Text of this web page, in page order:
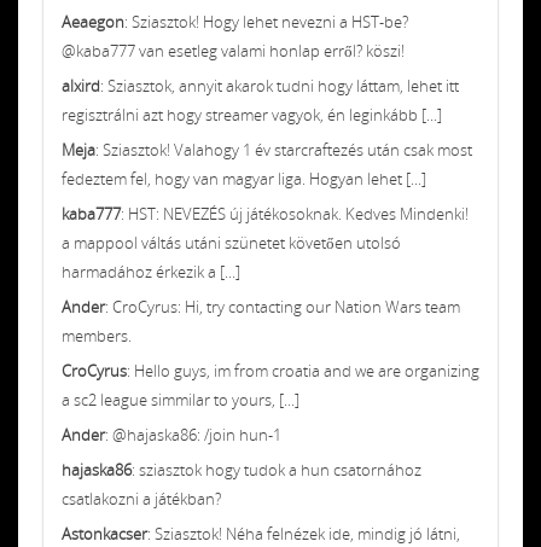
Aeaegon: Sziasztok! Hogy lehet nevezni a HST-be?
@kaba777 van esetleg valami honlap erről? köszi!
alxird: Sziasztok, annyit akarok tudni hogy láttam, lehet itt
regisztrálni azt hogy streamer vagyok, én leginkább [...]
Meja: Sziasztok! Valahogy 1 év starcraftezés után csak most
fedeztem fel, hogy van magyar liga. Hogyan lehet [...]
kaba777: HST: NEVEZÉS új játékosoknak. Kedves Mindenki!
a mappool váltás utáni szünetet követően utolsó
harmadához érkezik a [...]
Ander: CroCyrus: Hi, try contacting our Nation Wars team
members.
CroCyrus: Hello guys, im from croatia and we are organizing
a sc2 league simmilar to yours, [...]
Ander: @hajaska86: /join hun-1
hajaska86: sziasztok hogy tudok a hun csatornához
csatlakozni a játékban?
Astonkacser: Sziasztok! Néha felnézek ide, mindig jó látni,